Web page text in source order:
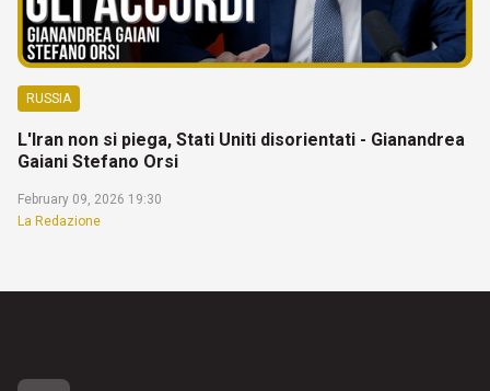
RUSSIA
L'Iran non si piega, Stati Uniti disorientati - Gianandrea
Gaiani Stefano Orsi
February 09, 2026 19:30
La Redazione